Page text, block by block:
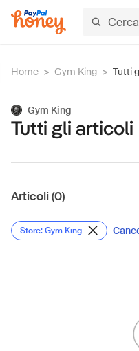
Home > Gym King > Tutti
Gym King
Tutti gli articoli
Articoli (0)
Store: Gym King